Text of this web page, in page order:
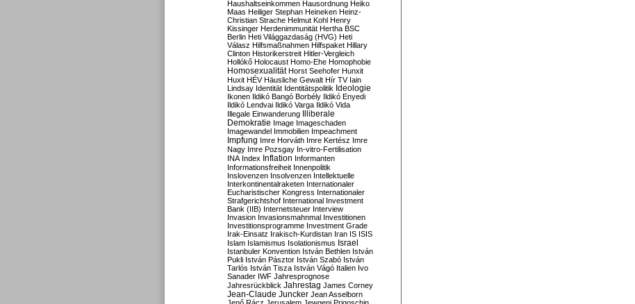
Haushaltseinkommen Hausordnung Heiko
Maas Heiliger Stephan Heineken Heinz-
Christian Strache Helmut Kohl Henry
Kissinger Herdenimmunität Hertha BSC
Berlin Heti Világgazdaság (HVG) Heti
Válasz Hilfsmaßnahmen Hilfspaket Hillary
Clinton Historikerstreit Hitler-Vergleich
Hollókő Holocaust Homo-Ehe Homophobie
Homosexualität Horst Seehofer Hunxit
Huxit HÉV Häusliche Gewalt Hír TV Iain
Lindsay Identität Identitätspolitik Ideologie
Ikonen Ildikó Bangó Borbély Ildikó Enyedi
Ildikó Lendvai Ildikó Varga Ildikó Vida
Illegale Einwanderung Illiberale
Demokratie Image Imageschaden
Imagewandel Immobilien Impeachment
Impfung Imre Horváth Imre Kertész Imre
Nagy Imre Pozsgay In-vitro-Fertilisation
INA Index Inflation Informanten
Informationsfreiheit Innenpolitik
Inslovenzen Insolvenzen Intellektuelle
Interkontinentalraketen Internationaler
Eucharistischer Kongress Internationaler
Strafgerichtshof International Investment
Bank (IIB) Internetsteuer Interview
Invasion Invasionsmahnmal Investitionen
Investitionsprogramme Investment Grade
Irak-Einsatz Irakisch-Kurdistan Iran IS ISIS
Islam Islamismus Isolationismus Israel
Istanbuler Konvention István Bethlen István
Pukli István Pásztor István Szabó István
Tarlós István Tisza István Vágó Italien Ivo
Sanader IWF Jahresprognose
Jahresrückblick Jahrestag James Corney
Jean-Claude Juncker Jean Asselborn